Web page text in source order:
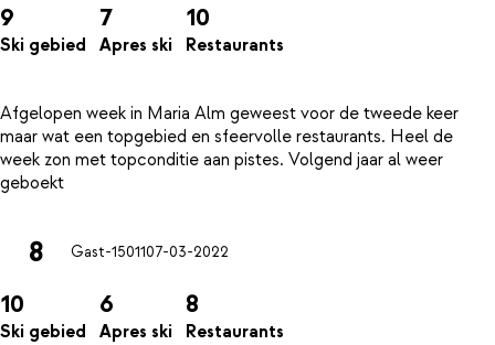
9
Ski gebied
7
Apres ski
10
Restaurants
Afgelopen week in Maria Alm geweest voor de tweede keer
maar wat een topgebied en sfeervolle restaurants. Heel de
week zon met topconditie aan pistes. Volgend jaar al weer
8 Gast-1501107-03-2022
10
Ski gebied
6
Apres ski
8
Restaurants